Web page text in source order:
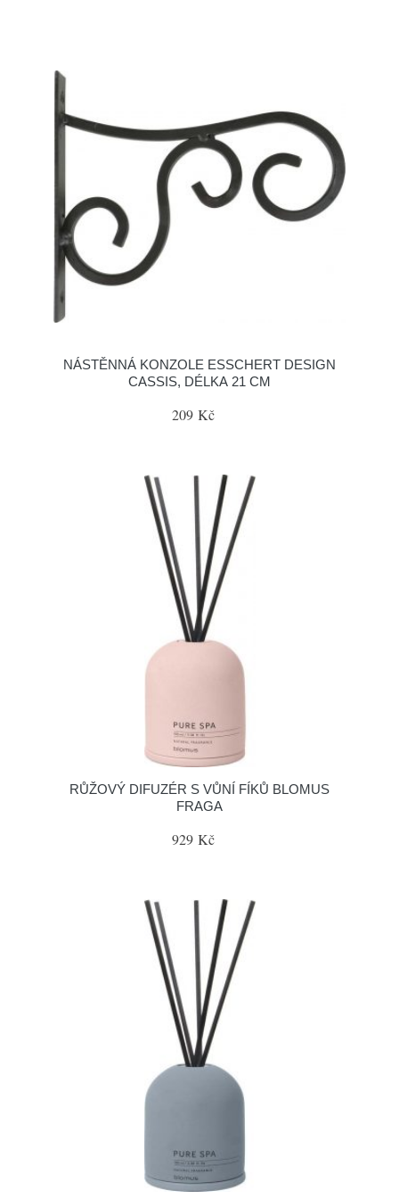
NÁSTĚNNÁ KONZOLE ESSCHERT DESIGN
CASSIS, DÉLKA 21 CM
209 Kč
RŮŽOVÝ DIFUZÉR S VŮNÍ FÍKŮ BLOMUS
FRAGA
929 Kč